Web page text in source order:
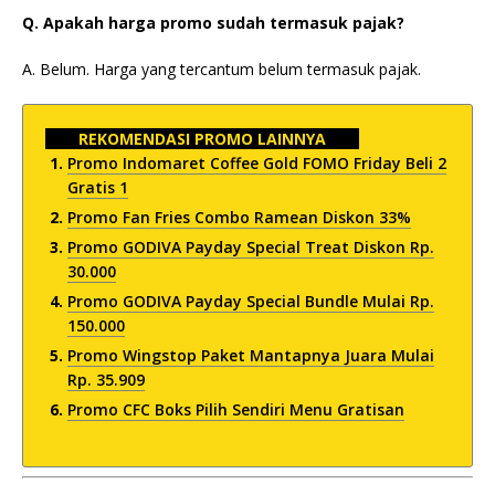
Q. Apakah harga promo sudah termasuk pajak?
A. Belum. Harga yang tercantum belum termasuk pajak.
REKOMENDASI PROMO LAINNYA
Promo Indomaret Coffee Gold FOMO Friday Beli 2
Gratis 1
Promo Fan Fries Combo Ramean Diskon 33%
Promo GODIVA Payday Special Treat Diskon Rp.
30.000
Promo GODIVA Payday Special Bundle Mulai Rp.
150.000
Promo Wingstop Paket Mantapnya Juara Mulai
Rp. 35.909
Promo CFC Boks Pilih Sendiri Menu Gratisan